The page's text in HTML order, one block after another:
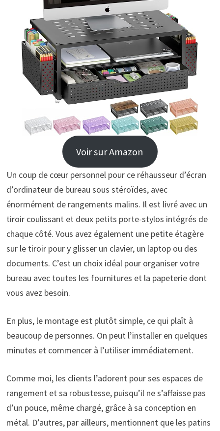
Voir sur Amazon
Un coup de cœur personnel pour ce réhausseur d’écran
d’ordinateur de bureau sous stéroïdes, avec
énormément de rangements malins. Il est livré avec un
tiroir coulissant et deux petits porte-stylos intégrés de
chaque côté. Vous avez également une petite étagère
sur le tiroir pour y glisser un clavier, un laptop ou des
documents. C’est un choix idéal pour organiser votre
bureau avec toutes les fournitures et la papeterie dont
vous avez besoin.
En plus, le montage est plutôt simple, ce qui plaît à
beaucoup de personnes. On peut l’installer en quelques
minutes et commencer à l’utiliser immédiatement.
Comme moi, les clients l’adorent pour ses espaces de
rangement et sa robustesse, puisqu’il ne s’affaisse pas
d’un pouce, même chargé, grâce à sa conception en
métal. D’autres, par ailleurs, mentionnent que les patins